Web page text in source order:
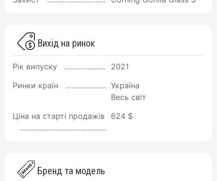
Вихід на ринок
Рік випуску
2021
Ринки країн
Україна
Весь світ
Ціна на старті продажів
624 $
Бренд та модель